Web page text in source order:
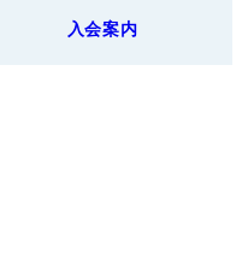
入会案内